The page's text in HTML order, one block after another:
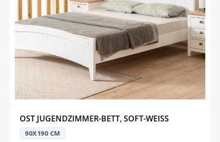
OST JUGENDZIMMER-BETT, SOFT-WEISS
90X190 CM